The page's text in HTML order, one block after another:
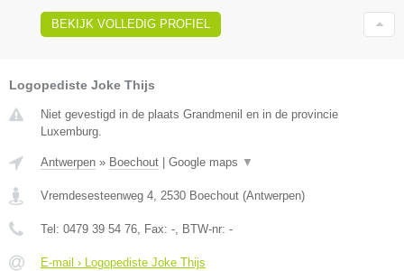
BEKIJK VOLLEDIG PROFIEL
Logopediste Joke Thijs
Niet gevestigd in de plaats Grandmenil en in de provincie
Luxemburg.
Antwerpen » Boechout Google maps ▼
Vremdesesteenweg 4, 2530 Boechout (Antwerpen)
Tel: 0479 39 54 76, Fax: -, BTW-nr: -
E-mail › Logopediste Joke Thijs